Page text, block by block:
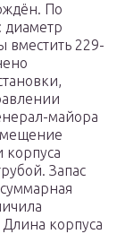
По
диаметр
вместить 229-
майора
корпуса
Запас
корпуса